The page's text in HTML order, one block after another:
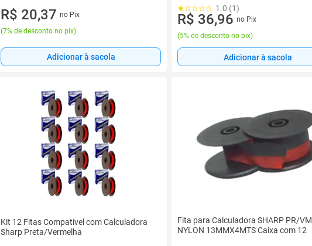
R$ 20,37 no Pix
(7% de desconto no pix)
Adicionar à sacola
1.0 (1)
R$ 36,96 no Pix
(5% de desconto no pix)
Adicionar à sacola
Kit 12 Fitas Compativel com Calculadora
Sharp Preta/Vermelha
Fita para Calculadora SHARP PR/VM
NYLON 13MMX4MTS Caixa com 12